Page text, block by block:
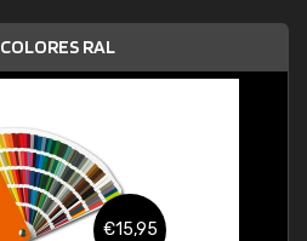
RAL
€15,95